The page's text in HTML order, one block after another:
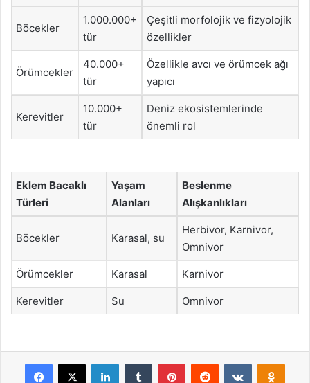
Böcekler
1.000.000+
tür
Çeşitli morfolojik ve fizyolojik
özellikler
Örümcekler
40.000+
tür
Özellikle avcı ve örümcek ağı
yapıcı
Kerevitler
10.000+
tür
Deniz ekosistemlerinde
önemli rol
Eklem Bacaklı
Türleri
Yaşam
Alanları
Beslenme
Alışkanlıkları
Böcekler Karasal, su
Herbivor, Karnivor,
Omnivor
Örümcekler Karasal Karnivor
Kerevitler Su Omnivor
Facebook
X LinkedInTumblr PinterestReddit VKontakte